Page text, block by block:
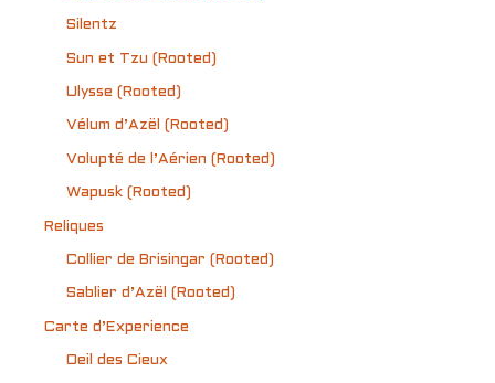
Silentz
Sun et Tzu (Rooted)
Ulysse (Rooted)
Vélum d’Azël (Rooted)
Volupté de l’Aérien (Rooted)
Wapusk (Rooted)
Reliques
Collier de Brisingar (Rooted)
Sablier d’Azël (Rooted)
Carte d’Experience
Oeil des Cieux